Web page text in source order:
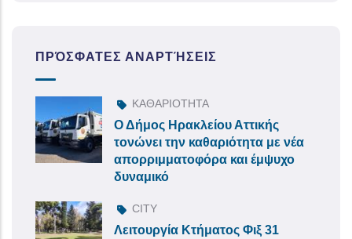
ΠΡΌΣΦΑΤΕΣ ΑΝΑΡΤΉΣΕΙΣ
ΚΑΘΑΡΙΟΤΗΤΑ
Ο Δήμος Ηρακλείου Αττικής
τονώνει την καθαριότητα με νέα
απορριμματοφόρα και έμψυχο
δυναμικό
CITY
Λειτουργία Κτήματος Φιξ 31